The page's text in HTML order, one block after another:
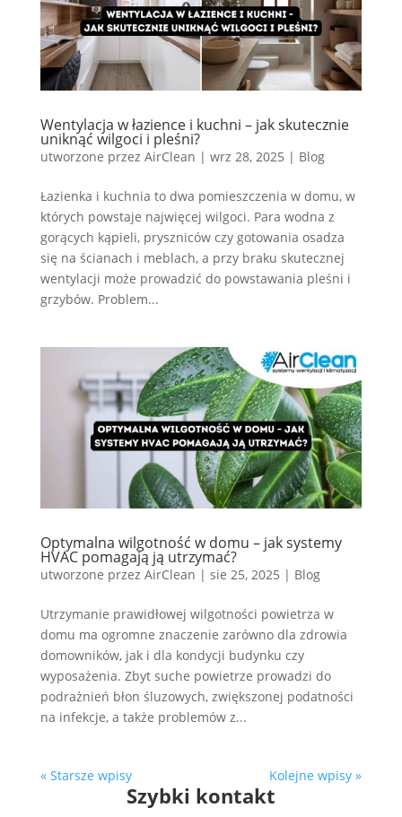
Wentylacja w łazience i kuchni – jak skutecznie
uniknąć wilgoci i pleśni?
utworzone przez AirClean | wrz 28, 2025 | Blog
Łazienka i kuchnia to dwa pomieszczenia w domu, w
których powstaje najwięcej wilgoci. Para wodna z
gorących kąpieli, pryszniców czy gotowania osadza
się na ścianach i meblach, a przy braku skutecznej
wentylacji może prowadzić do powstawania pleśni i
grzybów. Problem...
Optymalna wilgotność w domu – jak systemy
HVAC pomagają ją utrzymać?
utworzone przez AirClean | sie 25, 2025 | Blog
Utrzymanie prawidłowej wilgotności powietrza w
domu ma ogromne znaczenie zarówno dla zdrowia
domowników, jak i dla kondycji budynku czy
wyposażenia. Zbyt suche powietrze prowadzi do
podrażnień błon śluzowych, zwiększonej podatności
na infekcje, a także problemów z...
« Starsze wpisy Kolejne wpisy »
Szybki kontakt